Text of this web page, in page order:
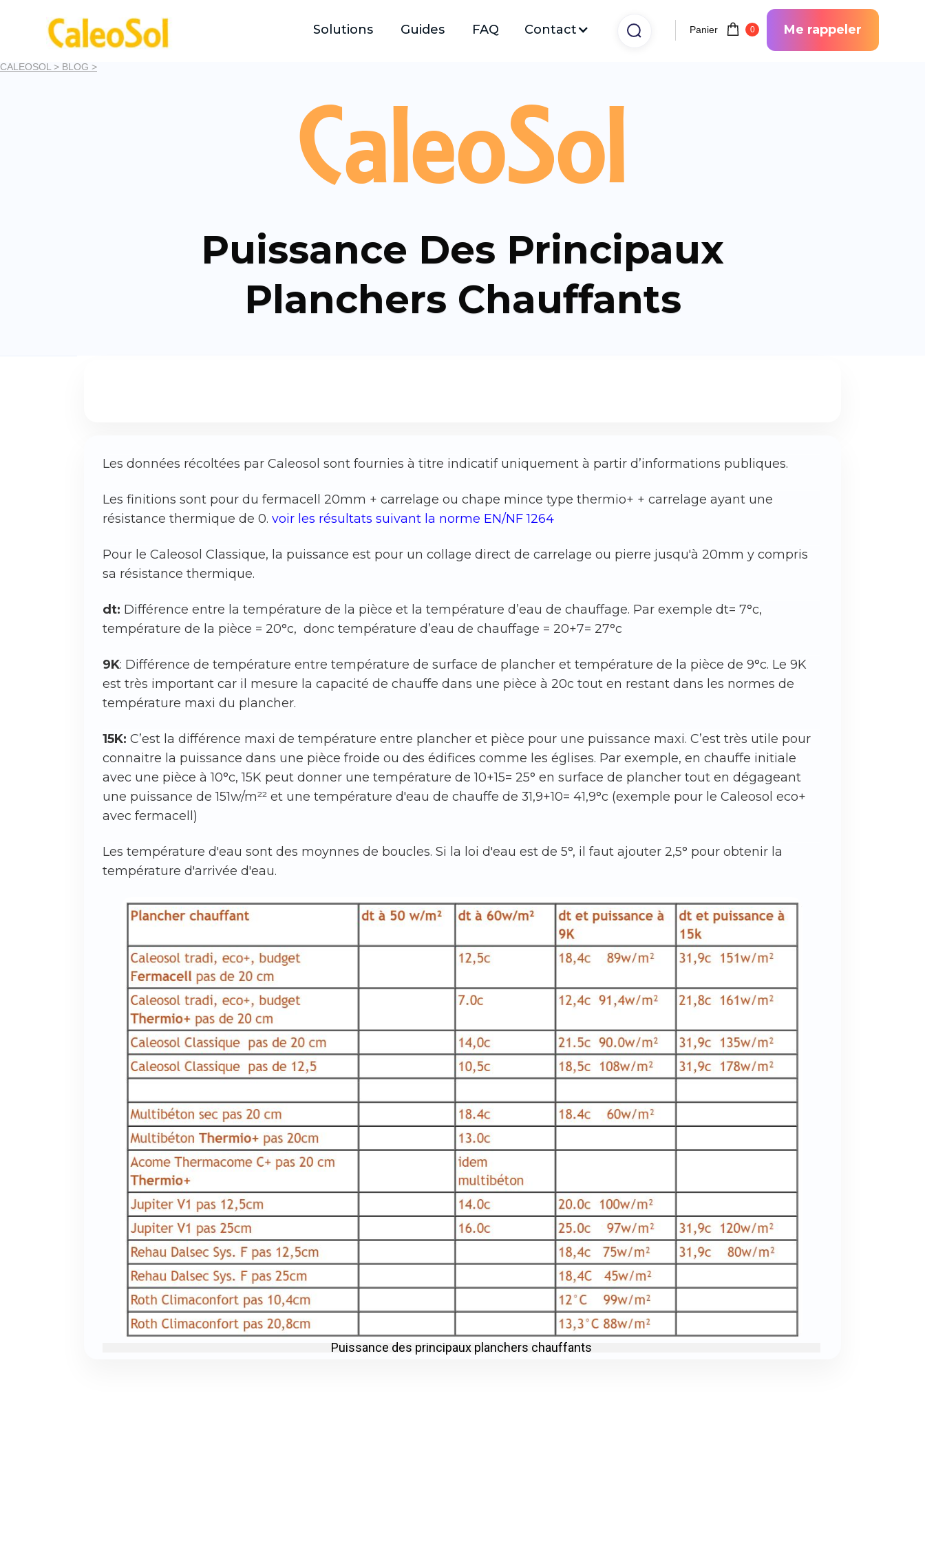
Solutions Guides FAQ Contact Me rappeler
Panier 0
CALEOSOL > BLOG >
CaleoSol
Puissance Des Principaux
Planchers Chauffants
Les données récoltées par Caleosol sont fournies à titre indicatif uniquement à partir d’informations publiques.
Les finitions sont pour du fermacell 20mm + carrelage ou chape mince type thermio+ + carrelage ayant une
résistance thermique de 0. voir les résultats suivant la norme EN/NF 1264
Pour le Caleosol Classique, la puissance est pour un collage direct de carrelage ou pierre jusqu'à 20mm y compris
sa résistance thermique.
dt: Différence entre la température de la pièce et la température d’eau de chauffage. Par exemple dt= 7°c,
température de la pièce = 20°c, donc température d’eau de chauffage = 20+7= 27°c
9K: Différence de température entre température de surface de plancher et température de la pièce de 9°c. Le 9K
est très important car il mesure la capacité de chauffe dans une pièce à 20c tout en restant dans les normes de
température maxi du plancher.
15K: C’est la différence maxi de température entre plancher et pièce pour une puissance maxi. C’est très utile pour
connaitre la puissance dans une pièce froide ou des édifices comme les églises. Par exemple, en chauffe initiale
avec une pièce à 10°c, 15K peut donner une température de 10+15= 25° en surface de plancher tout en dégageant
une puissance de 151w/m²² et une température d'eau de chauffe de 31,9+10= 41,9°c (exemple pour le Caleosol eco+
avec fermacell)
Les température d'eau sont des moynnes de boucles. Si la loi d'eau est de 5°, il faut ajouter 2,5° pour obtenir la
température d'arrivée d'eau.
‍Puissance des principaux planchers chauffants